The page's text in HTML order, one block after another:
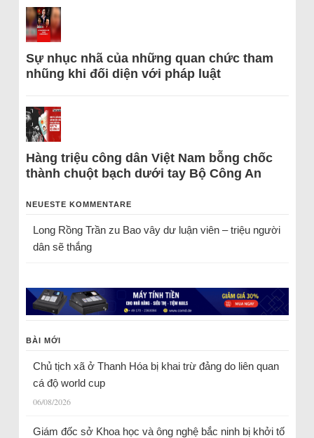
Sự nhục nhã của những quan chức tham
nhũng khi đối diện với pháp luật
Hàng triệu công dân Việt Nam bỗng chốc
thành chuột bạch dưới tay Bộ Công An
NEUESTE KOMMENTARE
Long Rồng Trầnzu Bao vây dư luận viên – triệu người
dân sẽ thắng
BÀI MỚI
Chủ tịch xã ở Thanh Hóa bị khai trừ đảng do liên quan
cá độ world cup
06/08/2026
Giám đốc sở Khoa học và ông nghệ bắc ninh bị khởi tố